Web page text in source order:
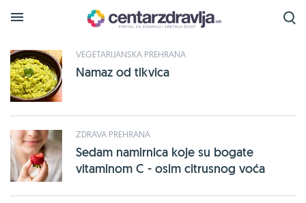
Tražena oznakapersin
je pronađena na sljedećim
stranicama:
VEGETARIJANSKA PREHRANA
Namaz od tikvica
ZDRAVA PREHRANA
Sedam namirnica koje su bogate
vitaminom C - osim citrusnog voća